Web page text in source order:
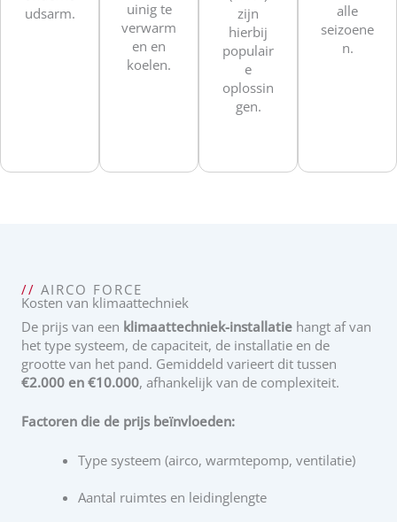
udsarm.
uinig te
verwarm
en en
koelen.
zijn
hierbij
populair
e
oplossin
gen.
alle
seizoene
n.
// AIRCO FORCE
Kosten van klimaattechniek
De prijs van een klimaattechniek-installatie hangt af van
het type systeem, de capaciteit, de installatie en de
grootte van het pand. Gemiddeld varieert dit tussen
€2.000 en €10.000, afhankelijk van de complexiteit.
Factoren die de prijs beïnvloeden:
Type systeem (airco, warmtepomp, ventilatie)
Aantal ruimtes en leidinglengte